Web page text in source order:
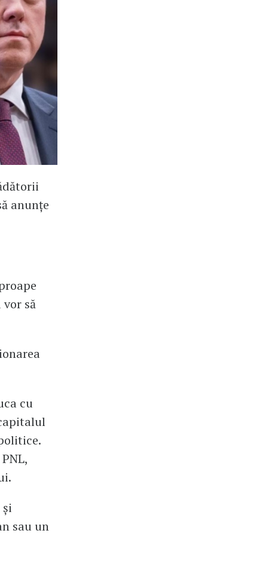
anunțe
să
cu
sau un